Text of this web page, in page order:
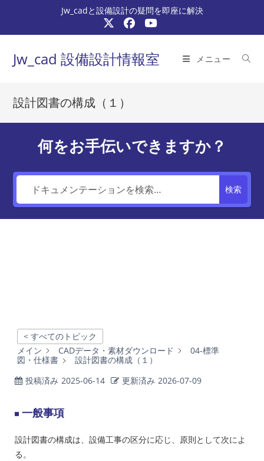
テ
ッ
Jw_cadと設備設計の疑問を即座に解決
Jw_cad 設備設計情報室 メニュー
設計図書の構成（１）
何をお手伝いできますか？
検索
< すべてのトピック
メイン
CADデータ・素材ダウンロード
04-標準
図・仕様書
設計図書の構成（１）
投稿済み 2025-06-14 更新済み 2026-07-09
一般事項
設計図書の構成は、設備工事の区分に応じ、原則として次によ
る。